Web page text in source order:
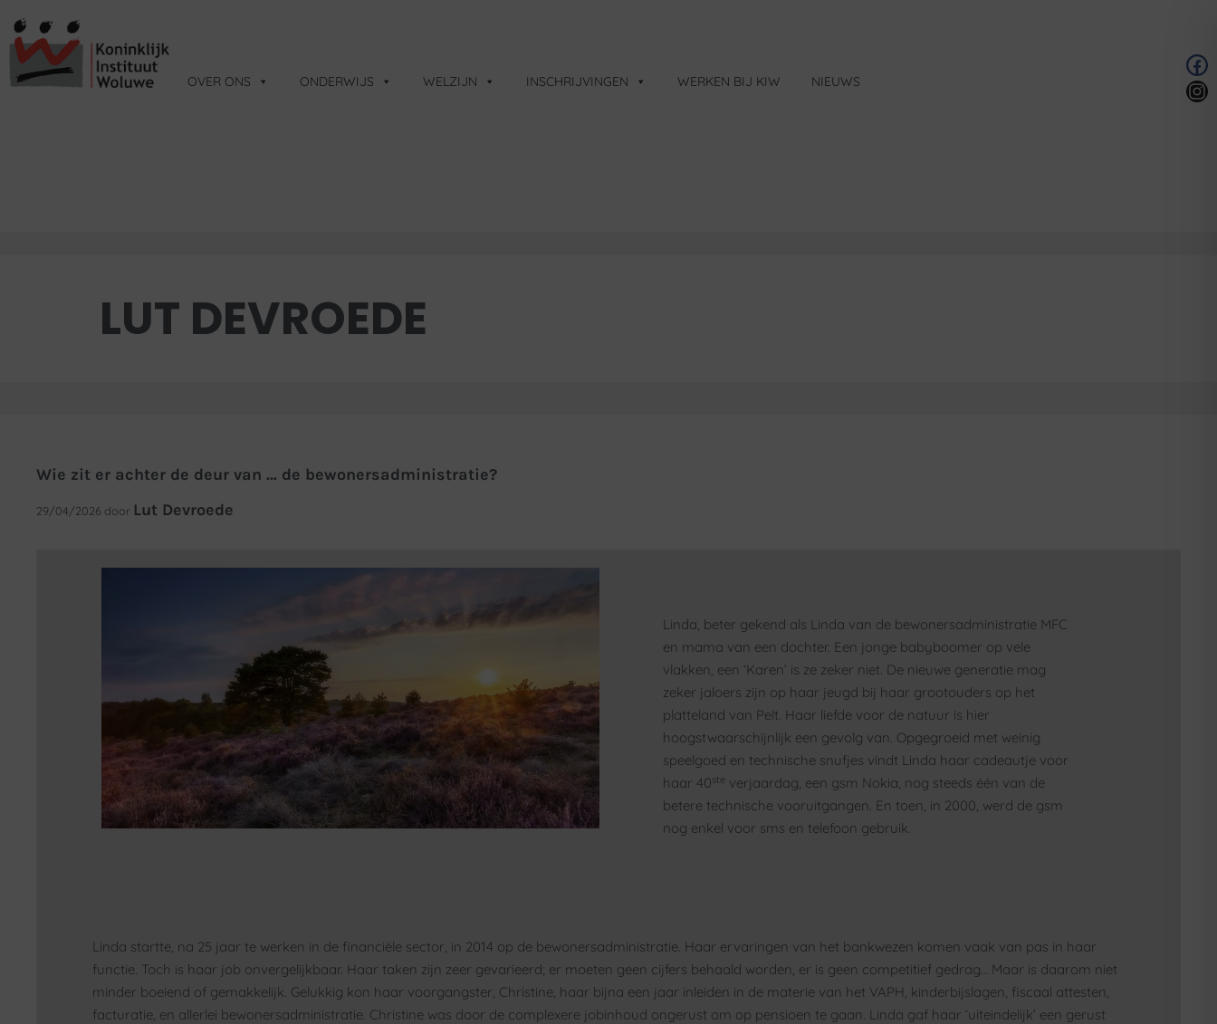
OVER ONS ONDERWIJS WELZIJN INSCHRIJVINGEN WERKEN BIJ KIW NIEUWS
LUT DEVROEDE
Wie zit er achter de deur van … de bewonersadministratie?
29/04/2026 door Lut Devroede
Linda, beter gekend als Linda van de bewonersadministratie MFC
en mama van een dochter. Een jonge babyboomer op vele
vlakken, een ‘Karen’ is ze zeker niet. De nieuwe generatie mag
zeker jaloers zijn op haar jeugd bij haar grootouders op het
platteland van Pelt. Haar liefde voor de natuur is hier
hoogstwaarschijnlijk een gevolg van. Opgegroeid met weinig
speelgoed en technische snufjes vindt Linda haar cadeautje voor
haar 40ste verjaardag, een gsm Nokia, nog steeds één van de
betere technische vooruitgangen. En toen, in 2000, werd de gsm
nog enkel voor sms en telefoon gebruik.
Linda startte, na 25 jaar te werken in de financiële sector, in 2014 op de bewonersadministratie. Haar ervaringen van het bankwezen komen vaak van pas in haar
functie. Toch is haar job onvergelijkbaar. Haar taken zijn zeer gevarieerd; er moeten geen cijfers behaald worden, er is geen competitief gedrag… Maar is daarom niet
minder boeiend of gemakkelijk. Gelukkig kon haar voorgangster, Christine, haar bijna een jaar inleiden in de materie van het VAPH, kinderbijslagen, fiscaal attesten,
facturatie, en allerlei bewonersadministratie. Christine was door de complexere jobinhoud ongerust om op pensioen te gaan. Linda gaf haar ‘uiteindelijk’ een gerust